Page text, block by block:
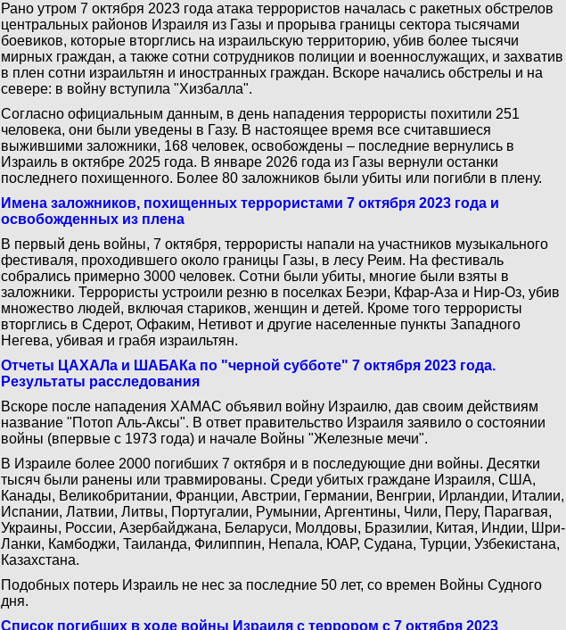
Рано утром 7 октября 2023 года атака террористов началась с ракетных обстрелов
центральных районов Израиля из Газы и прорыва границы сектора тысячами
боевиков, которые вторглись на израильскую территорию, убив более тысячи
мирных граждан, а также сотни сотрудников полиции и военнослужащих, и захватив
в плен сотни израильтян и иностранных граждан. Вскоре начались обстрелы и на
севере: в войну вступила "Хизбалла".
Согласно официальным данным, в день нападения террористы похитили 251
человека, они были уведены в Газу. В настоящее время все считавшиеся
выжившими заложники, 168 человек, освобождены – последние вернулись в
Израиль в октябре 2025 года. В январе 2026 года из Газы вернули останки
последнего похищенного. Более 80 заложников были убиты или погибли в плену.
Имена заложников, похищенных террористами 7 октября 2023 года и
освобожденных из плена
В первый день войны, 7 октября, террористы напали на участников музыкального
фестиваля, проходившего около границы Газы, в лесу Реим. На фестиваль
собрались примерно 3000 человек. Сотни были убиты, многие были взяты в
заложники. Террористы устроили резню в поселках Беэри, Кфар-Аза и Нир-Оз, убив
множество людей, включая стариков, женщин и детей. Кроме того террористы
вторглись в Сдерот, Офаким, Нетивот и другие населенные пункты Западного
Негева, убивая и грабя израильтян.
Отчеты ЦАХАЛа и ШАБАКа по "черной субботе" 7 октября 2023 года.
Результаты расследования
Вскоре после нападения ХАМАС объявил войну Израилю, дав своим действиям
название "Потоп Аль-Аксы". В ответ правительство Израиля заявило о состоянии
войны (впервые с 1973 года) и начале Войны "Железные мечи".
В Израиле более 2000 погибших 7 октября и в последующие дни войны. Десятки
тысяч были ранены или травмированы. Среди убитых граждане Израиля, США,
Канады, Великобритании, Франции, Австрии, Германии, Венгрии, Ирландии, Италии,
Испании, Латвии, Литвы, Португалии, Румынии, Аргентины, Чили, Перу, Парагвая,
Украины, России, Азербайджана, Беларуси, Молдовы, Бразилии, Китая, Индии, Шри-
Ланки, Камбоджи, Таиланда, Филиппин, Непала, ЮАР, Судана, Турции, Узбекистана,
Казахстана.
Подобных потерь Израиль не нес за последние 50 лет, со времен Войны Судного
дня.
Список погибших в ходе войны Израиля с террором с 7 октября 2023